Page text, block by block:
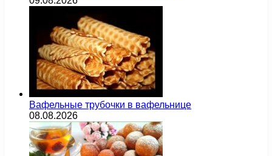
Вафельные трубочки в вафельнице
08.08.2026